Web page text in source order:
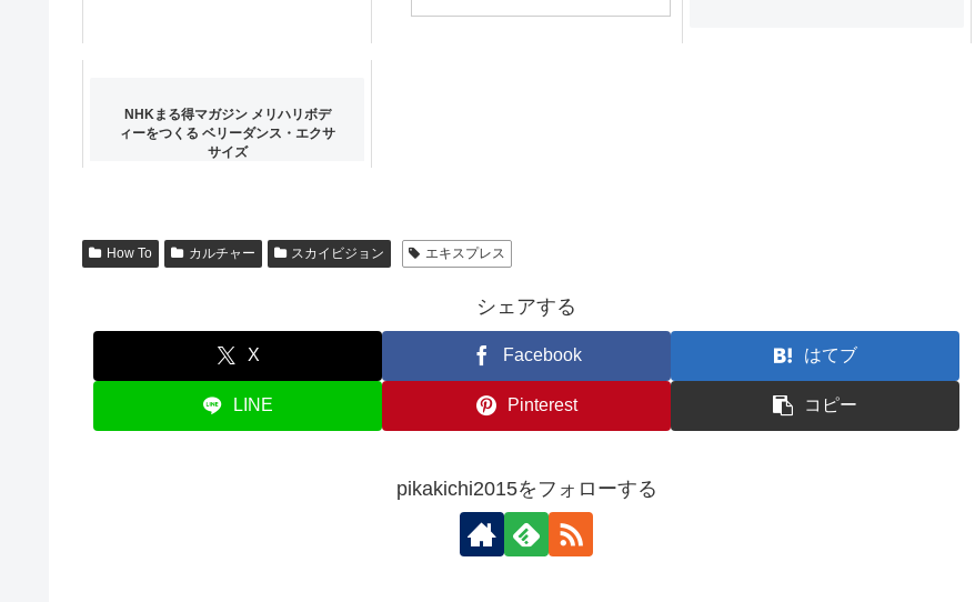
NHKまる得マガジン メリハリボデ
ィーをつくる ベリーダンス・エクサ
サイズ
How To カルチャー スカイビジョン エキスプレス
シェアする
X Facebook はてブ
LINE Pinterest コピー
pikakichi2015をフォローする